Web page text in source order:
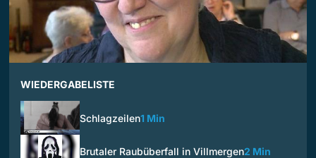
WIEDERGABELISTE
Schlagzeilen1 Min
Brutaler Raubüberfall in Villmergen2 Min